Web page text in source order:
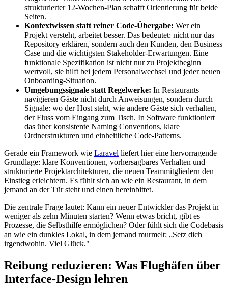
strukturierter 12-Wochen-Plan schafft Orientierung für beide
Seiten.
Kontextwissen statt reiner Code-Übergabe: Wer ein
Projekt versteht, arbeitet besser. Das bedeutet: nicht nur das
Repository erklären, sondern auch den Kunden, den Business
Case und die wichtigsten Stakeholder-Erwartungen. Eine
funktionale Spezifikation ist nicht nur zu Projektbeginn
wertvoll, sie hilft bei jedem Personalwechsel und jeder neuen
Onboarding-Situation.
Umgebungssignale statt Regelwerke: In Restaurants
navigieren Gäste nicht durch Anweisungen, sondern durch
Signale: wo der Host steht, wie andere Gäste sich verhalten,
der Fluss vom Eingang zum Tisch. In Software funktioniert
das über konsistente Naming Conventions, klare
Ordnerstrukturen und einheitliche Code-Patterns.
Gerade ein Framework wie Laravel liefert hier eine hervorragende
Grundlage: klare Konventionen, vorhersagbares Verhalten und
strukturierte Projektarchitekturen, die neuen Teammitgliedern den
Einstieg erleichtern. Es fühlt sich an wie ein Restaurant, in dem
jemand an der Tür steht und einen hereinbittet.
Die zentrale Frage lautet: Kann ein neuer Entwickler das Projekt in
weniger als zehn Minuten starten? Wenn etwas bricht, gibt es
Prozesse, die Selbsthilfe ermöglichen? Oder fühlt sich die Codebasis
an wie ein dunkles Lokal, in dem jemand murmelt: „Setz dich
irgendwohin. Viel Glück."
Reibung reduzieren: Was Flughäfen über
Interface-Design lehren